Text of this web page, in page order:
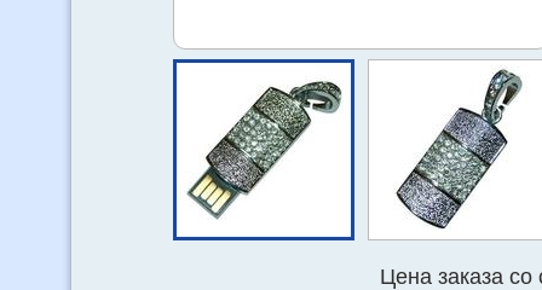
Цена заказа со